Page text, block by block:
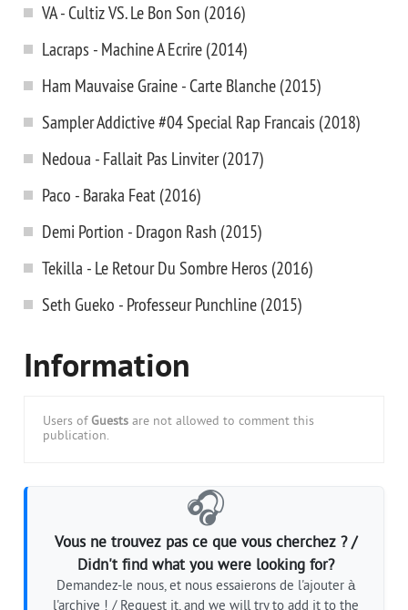
VA - Cultiz VS. Le Bon Son (2016)
Lacraps - Machine A Ecrire (2014)
Ham Mauvaise Graine - Carte Blanche (2015)
Sampler Addictive #04 Special Rap Francais (2018)
Nedoua - Fallait Pas Linviter (2017)
Paco - Baraka Feat (2016)
Demi Portion - Dragon Rash (2015)
Tekilla - Le Retour Du Sombre Heros (2016)
Seth Gueko - Professeur Punchline (2015)
Information
Users of Guests are not allowed to comment this
publication.
🎧
Vous ne trouvez pas ce que vous cherchez ? /
Didn't find what you were looking for?
Demandez-le nous, et nous essaierons de l'ajouter à